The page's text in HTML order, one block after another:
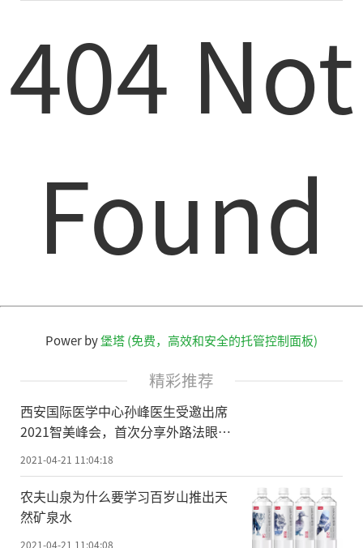
增23%，住宅竣工面积同比增40%。相应的
家电行业产销也同比增长。出厂方面，以空
调行业为例，1-2月空调内销同比增51%，出
口同比增45%。内销增长主因是低基数，而
以及海外订单提前放量;大厨电方面，今年前
两个月油烟机零售量/额分别同比增48%、6
5%。油烟机价格2月线上、线下价格同比分
别为增6%、11%。
也有望持续。值得注意的是，数据统计显
示，今年小家电线下市场延续高增速态势。
多个品类小家电2月销售量同比增速达到40%
以上，其中破壁机销售量同比增速达61.2
4%，扫地机器人销售量同比增速达82.5%，
均价方面，扫地机器人与净饮机“量价齐
升”效果明显，其中扫地机器人2月线上、线
下市场均价同比分别上涨297元和645元，依
404 Not
Found
Power by堡塔 (免费，高效和安全的托管控制面板)
精彩推荐
西安国际医学中心孙峰医生受邀出席
2021智美峰会，首次分享外路法眼袋
技术改进 ！
2021-04-21 11:04:18
农夫山泉为什么要学习百岁山推出天
然矿泉水
2021-04-21 11:04:08